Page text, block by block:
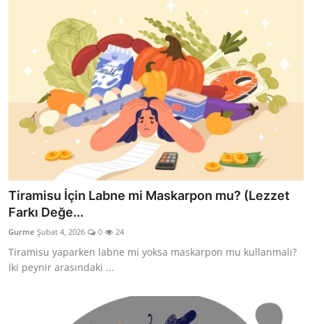
Tiramisu İçin Labne mi Maskarpon mu? (Lezzet
Farkı Değe...
Gurme Şubat 4, 2026 0 24
Tiramisu yaparken labne mi yoksa maskarpon mu kullanmalı?
İki peynir arasındaki ...